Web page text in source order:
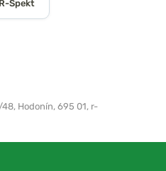
Spekt
Hodonín, 695 01, r-